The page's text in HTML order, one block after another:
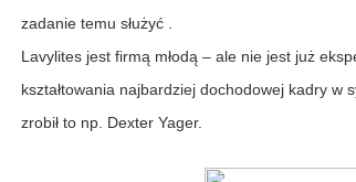
zadanie temu służyć .
Lavylites jest firmą młodą – ale nie jest już
kształtowania najbardziej dochodowej kadry
zrobił to np. Dexter Yager.